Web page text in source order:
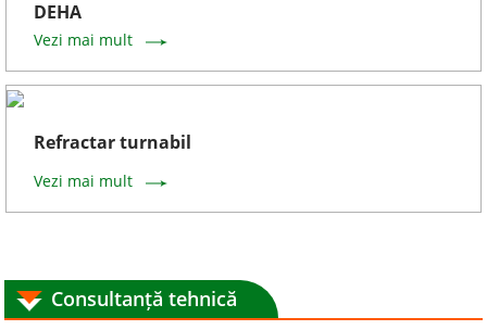
DEHA
Vezi mai mult
Refractar turnabil
Vezi mai mult
Consultanță tehnică